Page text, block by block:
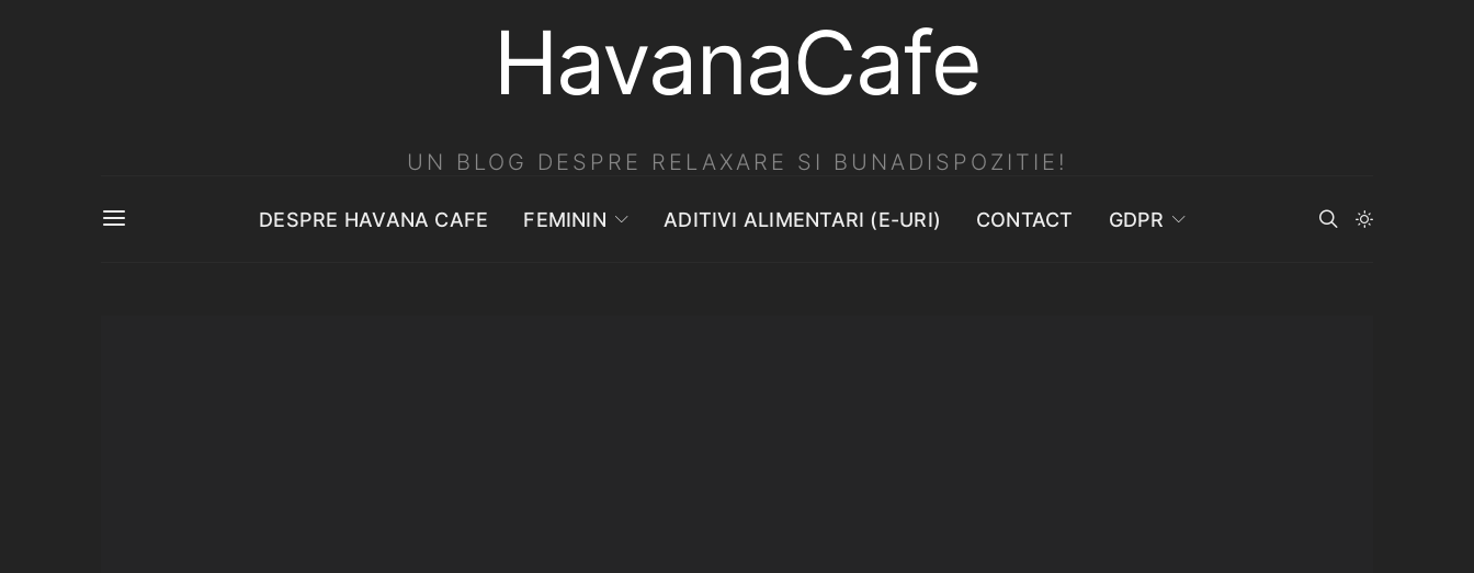
HavanaCafe
UN BLOG DESPRE RELAXARE SI BUNADISPOZITIE!
DESPRE HAVANA CAFE FEMININ ADITIVI ALIMENTARI (E-URI) CONTACT GDPR